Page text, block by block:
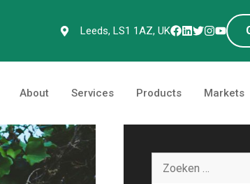
Leeds, LS1 1AZ, UK
About Services Products Markets
naar: